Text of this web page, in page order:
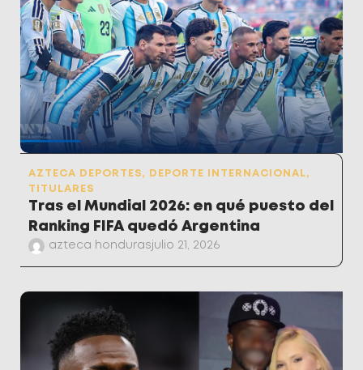
AZTECA DEPORTES, DEPORTE INTERNACIONAL,
TITULARES
Tras el Mundial 2026: en qué puesto del
Ranking FIFA quedó Argentina
azteca honduras julio 21, 2026